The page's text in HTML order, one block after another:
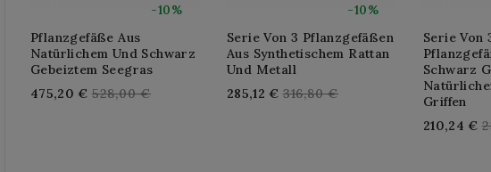
-10%
Pflanzgefäße Aus
Natürlichem Und Schwarz
Gebeiztem Seegras
475,20 € Regular
528,00 €
-10%
Serie Von 3 Pflanzgefäßen
Aus Synthetischem Rattan
Und Metall
285,12 € Regular
316,80 €
Serie Von
Schwarz
Griffen
210,24 €